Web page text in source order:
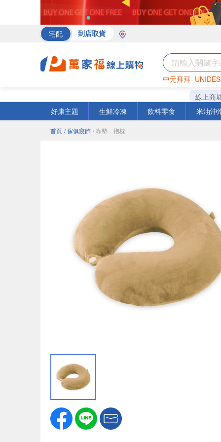
宅配 到店取貨
中元拜拜
巧克力 罐頭
線上商
好康主題
生鮮冷凍 飲料零食 米油沖
首頁 / 傢俱寢飾 / 靠墊．抱枕